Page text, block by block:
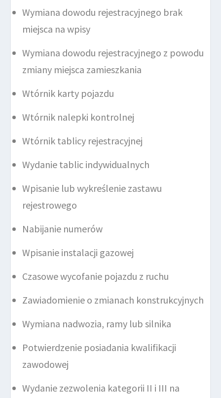
Wymiana dowodu rejestracyjnego brak
miejsca na wpisy
Wymiana dowodu rejestracyjnego z powodu
zmiany miejsca zamieszkania
Wtórnik karty pojazdu
Wtórnik nalepki kontrolnej
Wtórnik tablicy rejestracyjnej
Wydanie tablic indywidualnych
Wpisanie lub wykreślenie zastawu
rejestrowego
Nabijanie numerów
Wpisanie instalacji gazowej
Czasowe wycofanie pojazdu z ruchu
Zawiadomienie o zmianach konstrukcyjnych
Wymiana nadwozia, ramy lub silnika
Potwierdzenie posiadania kwalifikacji
zawodowej
Wydanie zezwolenia kategorii II i III na